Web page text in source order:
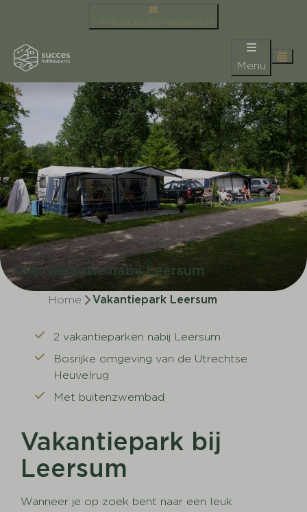
info@succesholidayparcs.nl
Menu
Vier vakantie nabij Leersum
Home Vakantiepark Leersum
2 vakantieparken nabij Leersum
Bosrijke omgeving van de Utrechtse
Heuvelrug
Met buitenzwembad
Vakantiepark bij
Leersum
Wanneer je op zoek bent naar een leuk